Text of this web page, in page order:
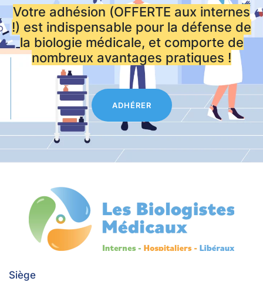
Votre adhésion (OFFERTE aux internes
!) est indispensable pour la défense de
la biologie médicale, et comporte de
nombreux avantages pratiques !
ADHÉRER
Siège